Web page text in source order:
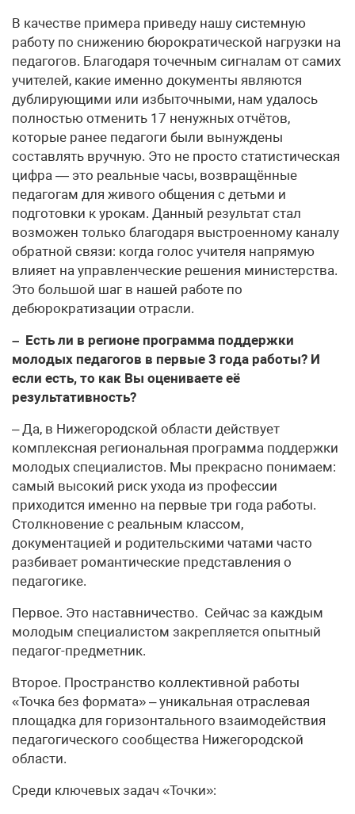
В качестве примера приведу нашу системную
работу по снижению бюрократической нагрузки на
педагогов. Благодаря точечным сигналам от самих
учителей, какие именно документы являются
дублирующими или избыточными, нам удалось
полностью отменить 17 ненужных отчётов,
которые ранее педагоги были вынуждены
составлять вручную. Это не просто статистическая
цифра — это реальные часы, возвращённые
педагогам для живого общения с детьми и
подготовки к урокам. Данный результат стал
возможен только благодаря выстроенному каналу
обратной связи: когда голос учителя напрямую
влияет на управленческие решения министерства.
Это большой шаг в нашей работе по
дебюрократизации отрасли.
– Есть ли в регионе программа поддержки
молодых педагогов в первые 3 года работы? И
если есть, то как Вы оцениваете её
результативность?
– Да, в Нижегородской области действует
комплексная региональная программа поддержки
молодых специалистов. Мы прекрасно понимаем:
самый высокий риск ухода из профессии
приходится именно на первые три года работы.
Столкновение с реальным классом,
документацией и родительскими чатами часто
разбивает романтические представления о
педагогике.
Первое. Это наставничество. Сейчас за каждым
молодым специалистом закрепляется опытный
педагог-предметник.
Второе. Пространство коллективной работы
«Точка без формата» – уникальная отраслевая
площадка для горизонтального взаимодействия
педагогического сообщества Нижегородской
области.
Среди ключевых задач «Точки»: